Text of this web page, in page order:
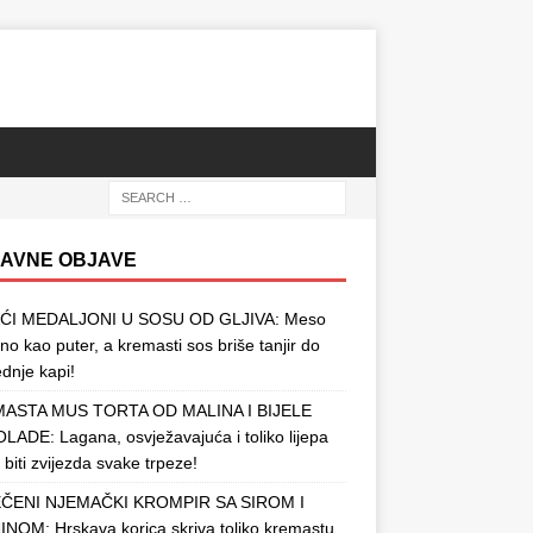
OBJAVE
MEDALJONI U SOSU OD GLJIVA: Meso
kao puter, a kremasti sos briše tanjir do
kapi!
MUS TORTA OD MALINA I BIJELE
Lagana, osvježavajuća i toliko lijepa
biti zvijezda svake trpeze!
NJEMAČKI KROMPIR SA SIROM I
Hrskava korica skriva toliko kremastu